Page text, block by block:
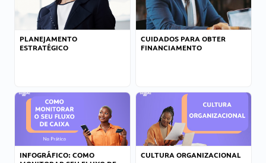
PLANEJAMENTO
ESTRATÉGICO
CUIDADOS PARA OBTER
FINANCIAMENTO
INFOGRÁFICO: COMO
CULTURA ORGANIZACIONAL